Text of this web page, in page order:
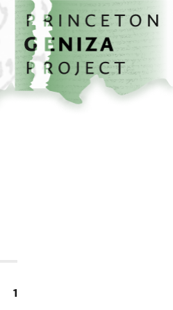
تخطي إلى المحتوى الرئيسي
الصفحة الرئيسية